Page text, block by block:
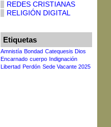
REDES CRISTIANAS
RELIGIÓN DIGITAL
Etiquetas
Amnistía Bondad Catequesis Dios
Encarnado cuerpo Indignación
Libertad Perdón Sede Vacante 2025